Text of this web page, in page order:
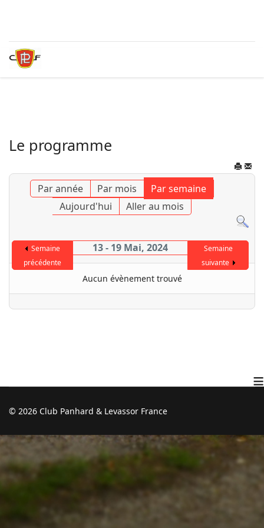
Le programme
Par année Par mois
Par semaine
Aujourd'hui
Aller au mois
Semaine
précédente
13 - 19 Mai, 2024
Semaine
suivante
Aucun évènement trouvé
≡
© 2026 Club Panhard & Levassor France